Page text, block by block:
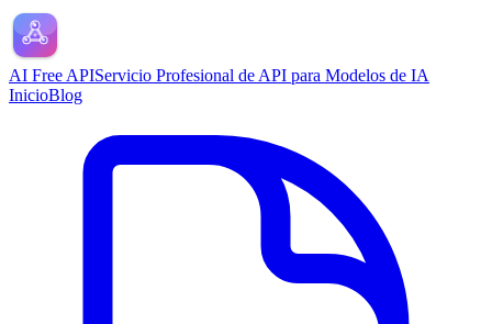
AI Free APIServicio Profesional de API para Modelos de IA
InicioBlog